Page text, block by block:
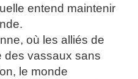
entend maintenir
où les alliés de
des vassaux sans
le monde